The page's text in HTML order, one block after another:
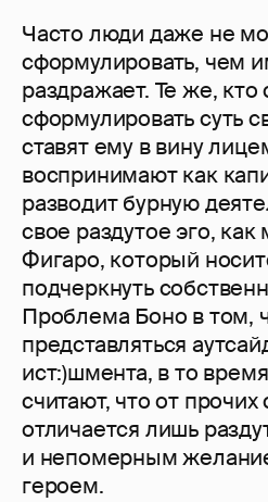
Часто люди даже не
сформулировать, чем
раздражает. Те же, кто
сформулировать суть
ставят ему в вину
воспринимают как
разводит бурную
свое раздутое эго,
Фигаро, который
подчеркнуть
Проблема Боно в том,
представляться
ист:)шмента, в то
считают, что от
отличается лишь
и непомерным
героем.